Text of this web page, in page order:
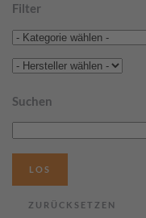
Filter
Suchen